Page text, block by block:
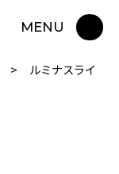
MENU
ルミナスライ